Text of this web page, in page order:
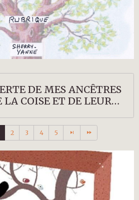
DE MES ANCÊTRES
COISE ET DE LEURS
2 3 4 5